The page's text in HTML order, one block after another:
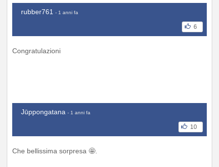
rubber761 - 1 anni fa
6
Congratulazioni
Jūppongatana - 1 anni fa
10
Che bellissima sorpresa 🤩.